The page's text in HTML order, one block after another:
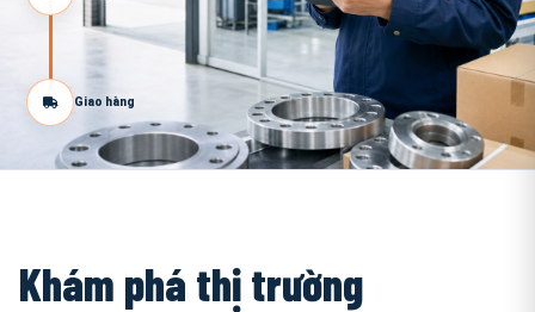
Giao hàng
Khám phá thị trường